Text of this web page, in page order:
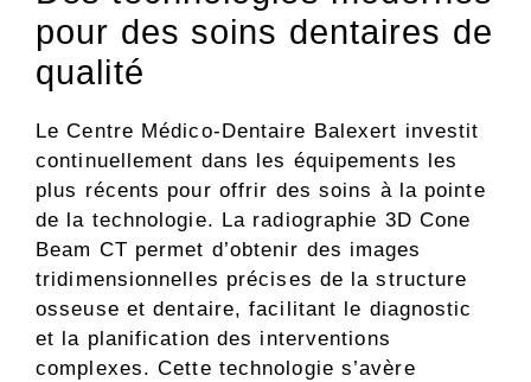
pour des soins dentaires de
qualité
Le Centre Médico-Dentaire Balexert investit
continuellement dans les équipements les
plus récents pour offrir des soins à la pointe
de la technologie. La radiographie 3D Cone
Beam CT permet d’obtenir des images
tridimensionnelles précises de la structure
osseuse et dentaire, facilitant le diagnostic
et la planification des interventions
complexes. Cette technologie s’avère